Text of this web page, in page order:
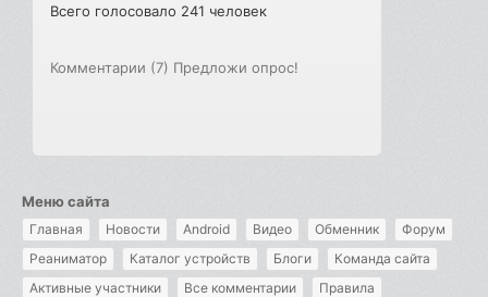
Всего голосовало 241 человек
Комментарии (7) Предложи опрос!
Меню сайта
Главная Новости Android Видео Обменник
Форум
Реаниматор
Каталог устройств Блоги
Команда сайта
Активные участники
Все комментарии Правила